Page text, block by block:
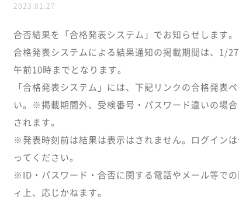
2023.01.27
合否結果を「合格発表システム」でお知らせします。
合格発表システムによる結果通知の掲載期間は、1/
午前10時までとなります。
「合格発表システム」には、下記リンクの合格発表
い。※掲載期間外、受検番号・パスワード違いの場
されます。
※発表時刻前は結果は表示はされません。ログイン
ってください。
※ID・パスワード・合否に関する電話やメール等で
ィ上、応じかねます。